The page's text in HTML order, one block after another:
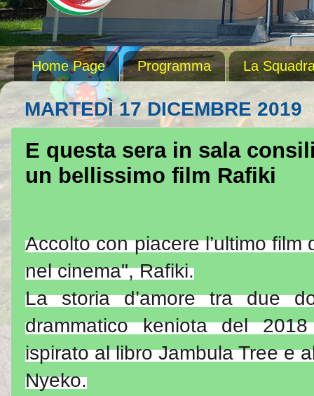
Home Page Programma La
MARTEDÌ 17 DICEMBRE 2019
E questa sera in sala
un bellissimo film Rafiki
Accolto con piacere l’ultimo
nel cinema", Rafiki.
La storia d’amore tra due
drammatico keniota del
ispirato al libro Jambula Tree e
Nyeko.